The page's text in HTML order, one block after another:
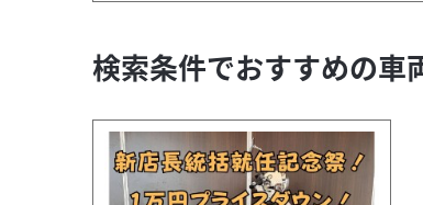
検索条件でおすすめの車